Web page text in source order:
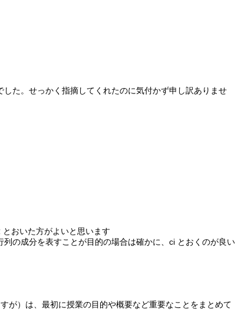
た。せっかく指摘してくれたのに気付かず申し訳ありませ
おいた方がよいと思います
の成分を表すことが目的の場合は確かに、ci とおくのが良い
が）は、最初に授業の目的や概要など重要なことをまとめて